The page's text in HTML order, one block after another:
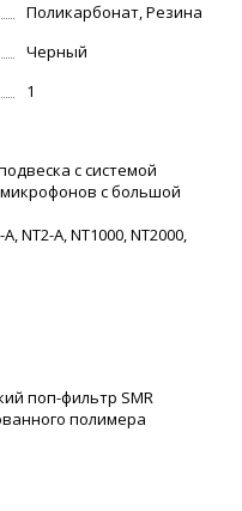
Поликарбонат, Резина
Черный
1
с системой
с большой
NT2-A, NT1000, NT2000,
поп-фильтр SMR
полимера